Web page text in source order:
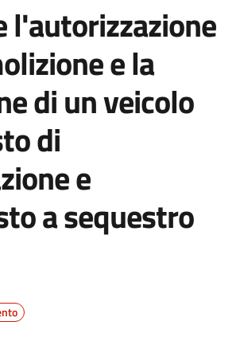
l'autorizzazione
e la
di un veicolo
di
e
a sequestro